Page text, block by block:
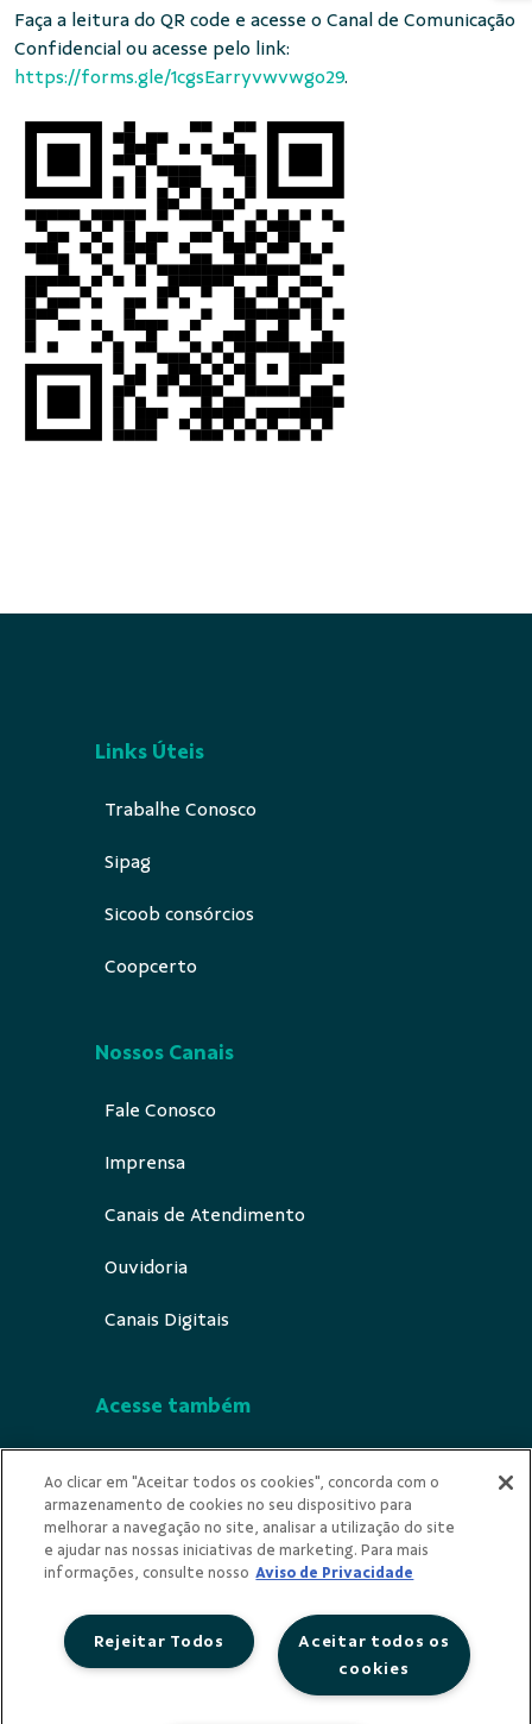
Faça a leitura do QR code e acesse o Canal de Comunicação
Confidencial ou acesse pelo link:
https://forms.gle/1cgsEarryvwvwgo29.
Links Úteis
Trabalhe Conosco
Sipag
Sicoob consórcios
Coopcerto
Nossos Canais
Fale Conosco
Imprensa
Canais de Atendimento
Ouvidoria
Canais Digitais
Acesse também
Indícios de Ilícitude
Privacidade
Ao clicar em "Aceitar todos os cookies", concorda com o
armazenamento de cookies no seu dispositivo para
melhorar a navegação no site, analisar a utilização do site
e ajudar nas nossas iniciativas de marketing. Para mais
informações, consulte nosso Aviso de Privacidade
Aceitar todos os
cookies
Rejeitar Todos